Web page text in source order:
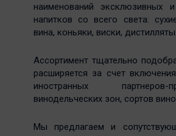
наименований эксклюзивных и
напитков со всего света:
вина, коньяки, виски, дистилляты.
Ассортимент тщательно
расширяется за счет
иностранных партнеров-
винодельческих зон, сортов
Мы предлагаем и